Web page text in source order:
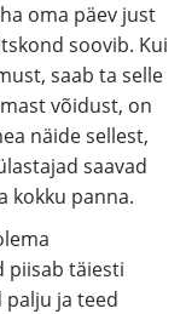
oma päev just
soovib. Kui
saab ta selle
võidust, on
näide sellest,
saavad
kokku panna.
piisab täiesti
palju ja teed